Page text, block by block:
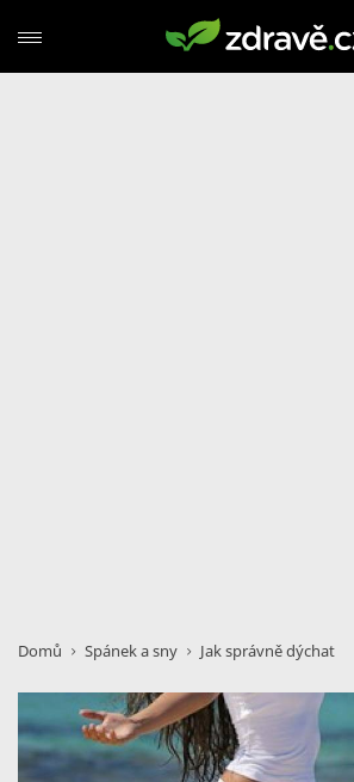
Domů Spánek a sny Jak správně dýchat